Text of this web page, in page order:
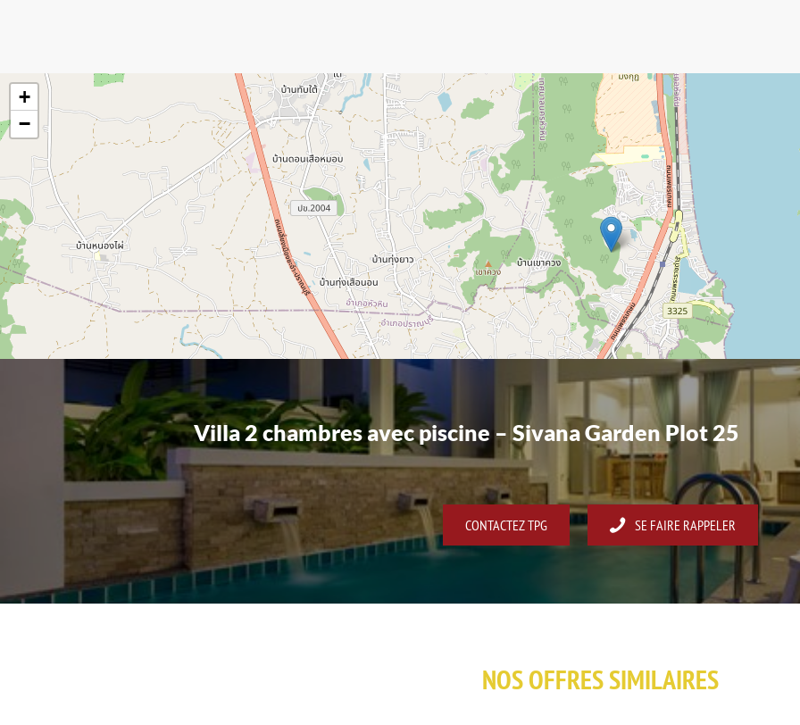
+
−
Villa 2 chambres avec piscine – Sivana Garden Plot 25
CONTACTEZ TPG SE FAIRE RAPPELER
NOS OFFRES SIMILAIRES